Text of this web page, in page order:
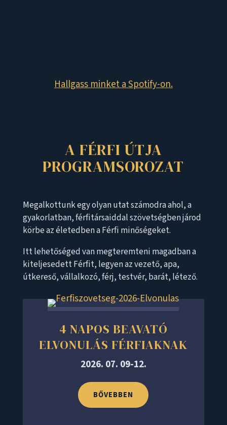
Hallgass minket a Spotify-on.
A FÉRFI ÚTJA
PROGRAMSOROZAT
Megalkottunk egy olyan utat számodra ahol, a
gyakorlatban, férfitársaiddal szövetségben járod
körbe az életedben a Férfi minőségeket.
Itt lehetőséged van megteremteni magadban a
kiteljesedett Férfit, legyen az vezető, apa,
útkereső, vállalkozó, férj, testvér, barát, létező.
4 NAPOS BEAVATÓ
ELVONULÁS FÉRFIAKNAK
2026. 07. 09-12.
BŐVEBBEN